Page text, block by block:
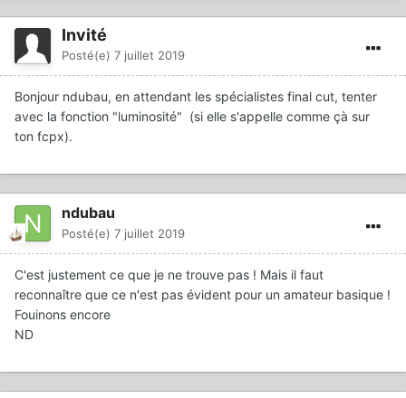
Invité
Posté(e) 7 juillet 2019
Bonjour ndubau, en attendant les spécialistes final cut, tenter
avec la fonction "luminosité" (si elle s'appelle comme çà sur
ton fcpx).
ndubau
Posté(e) 7 juillet 2019
C'est justement ce que je ne trouve pas ! Mais il faut
reconnaître que ce n'est pas évident pour un amateur basique !
Fouinons encore
ND